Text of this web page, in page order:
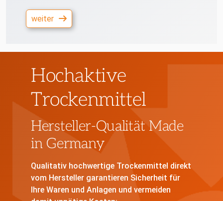
weiter
Hochaktive
Trockenmittel
Hersteller-Qualität Made
in Germany
Qualitativ hochwertige Trockenmittel direkt
vom Hersteller garantieren Sicherheit für
Ihre Waren und Anlagen und vermeiden